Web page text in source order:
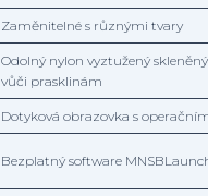
Zaměnitelné s různými tvary
Odolný nylon vyztužený
vůči prasklinám
Dotyková obrazovka s
Bezplatný software